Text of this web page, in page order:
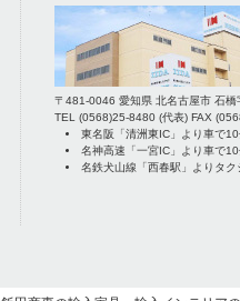
〒 481-0046 愛知県 北名古屋市 石橋
TEL (0568)25-8480 (代表) FAX
東名阪「清洲東IC」より車で
名神高速「一宮IC」より車で
名鉄犬山線「西春駅」よりタ